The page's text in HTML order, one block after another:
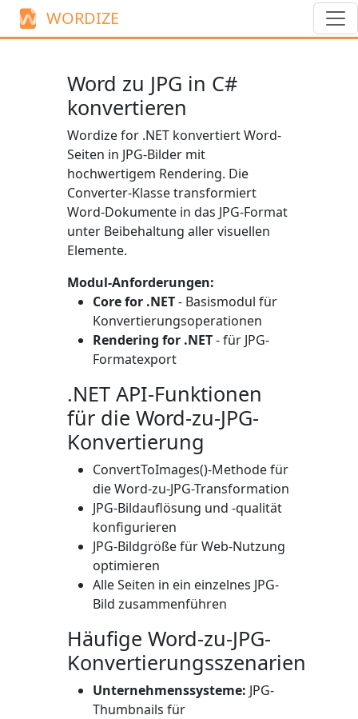
WORDIZE
Word zu JPG in C#
konvertieren
Wordize for .NET konvertiert Word-
Seiten in JPG-Bilder mit
hochwertigem Rendering. Die
Converter-Klasse transformiert
Word-Dokumente in das JPG-Format
unter Beibehaltung aller visuellen
Elemente.
Modul-Anforderungen:
Core for .NET- Basismodul für
Konvertierungsoperationen
Rendering for .NET- für JPG-
Formatexport
.NET API-Funktionen
für die Word-zu-JPG-
Konvertierung
ConvertToImages()-Methode für
die Word-zu-JPG-Transformation
JPG-Bildauflösung und -qualität
konfigurieren
JPG-Bildgröße für Web-Nutzung
optimieren
Alle Seiten in ein einzelnes JPG-
Bild zusammenführen
Häufige Word-zu-JPG-
Konvertierungsszenarien
Unternehmenssysteme: JPG-
Thumbnails für